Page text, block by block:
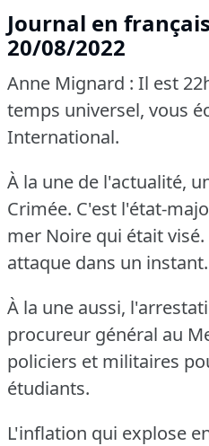
Journal en
20/08/2022
Anne Mignard : Il est
temps universel, vous
International.
À la une de l'actualité,
Crimée. C'est l'état-
mer Noire qui était visé.
attaque dans un instant.
À la une aussi,
procureur général au
policiers et militaires
étudiants.
L'inflation qui explose